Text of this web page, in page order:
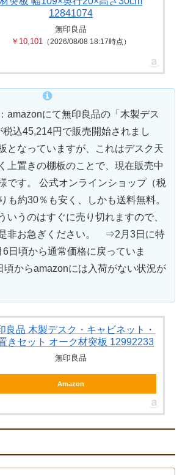
12841074
無印良品
￥10,101 （2026/08/08 18:17時点）
amazonにて無印良品の「木製デス
税込45,214円で販売開始されまし
となっていますが、これはデスク天
上置きの棚板のことで、現在販売中
です。 公式オンラインショップ（税
も約30％も安く、しかも送料無料。
いうのはすぐに売り切れますので、
非お急ぎください。 ⇒2月3日に特
日頃から通常価格に戻っていま
からamazonには入荷がない状況が
良品 木製デスク・キャビネット・
置きセット オーク材突板 12992233
無印良品
Amazon